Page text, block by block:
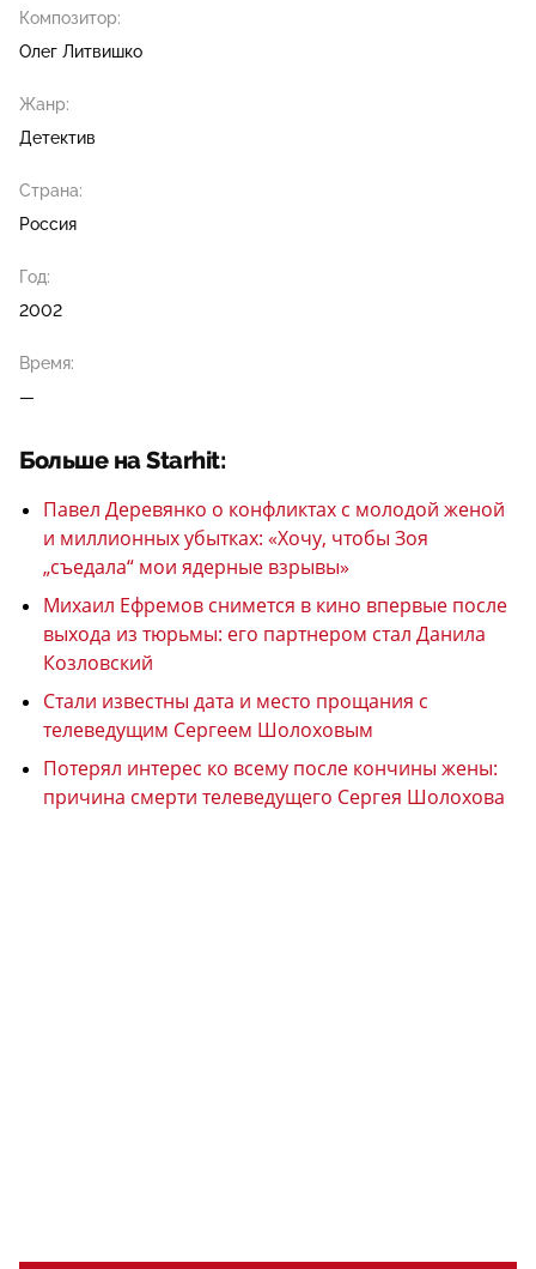
Композитор:
Олег Литвишко
Жанр:
Детектив
Страна:
Россия
Год:
2002
Время:
—
Больше на Starhit:
Павел Деревянко о конфликтах с молодой женой
и миллионных убытках: «Хочу, чтобы Зоя
„съедала“ мои ядерные взрывы»
Михаил Ефремов снимется в кино впервые после
выхода из тюрьмы: его партнером стал Данила
Козловский
Стали известны дата и место прощания с
телеведущим Сергеем Шолоховым
Потерял интерес ко всему после кончины жены:
причина смерти телеведущего Сергея Шолохова